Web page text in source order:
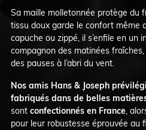
Sa maille molletonnée protège du
tissu doux garde le confort même
capuche ou zippé, il s’enfile en un
compagnon des matinées
des pauses à l’abri du vent.
Nos amis Hans & Joseph
fabriqués dans de belles
sont confectionnés en France,
pour leur robustesse éprouvée au